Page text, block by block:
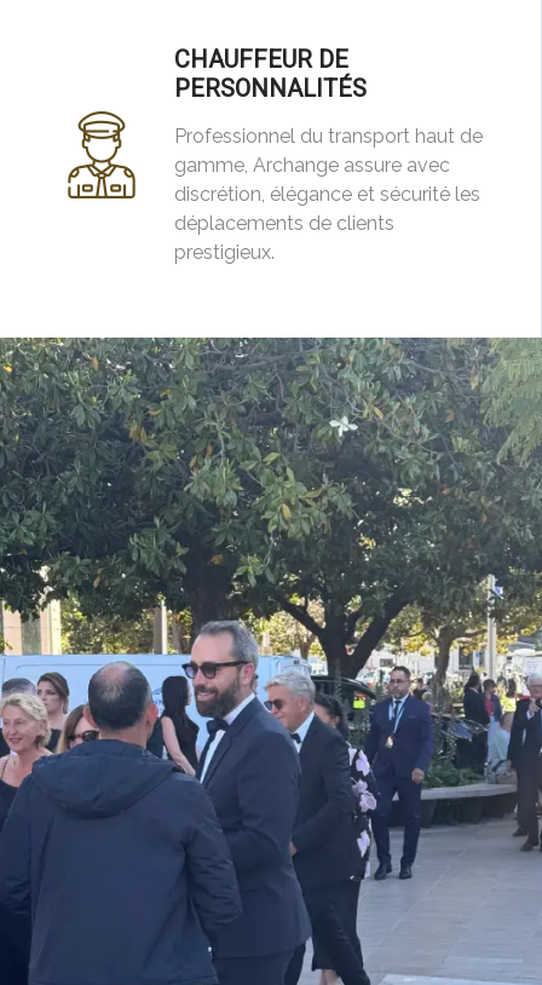
CHAUFFEUR DE
PERSONNALITÉS
Professionnel du transport haut de
gamme, Archange assure avec
discrétion, élégance et sécurité les
déplacements de clients
prestigieux.